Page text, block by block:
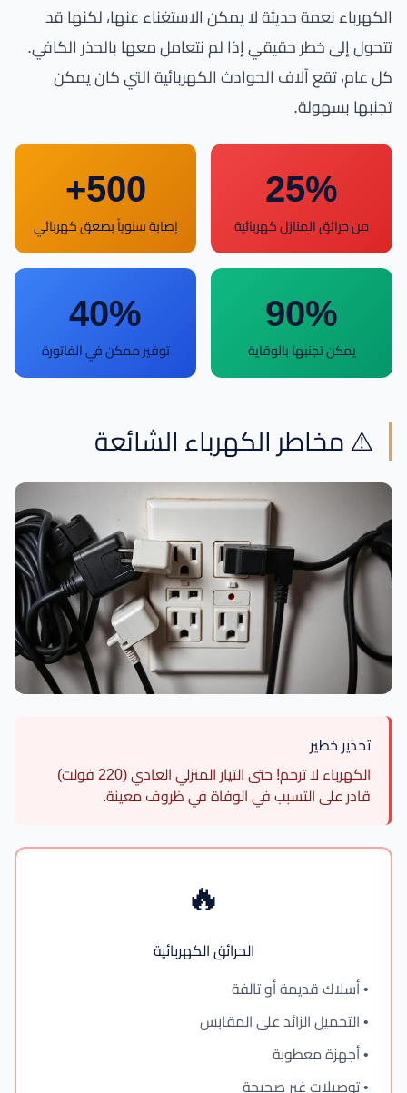
الكهرباء نعمة حديثة لا يمكن الاستغناء عنها، لكنها قد
تتحول إلى خطر حقيقي إذا لم نتعامل معها بالحذر الكافي.
كل عام، تقع آلاف الحوادث الكهربائية التي كان يمكن
تجنبها بسهولة.
25%
من حرائق المنازل كهربائية
500+
إصابة سنوياً بصعق كهربائي
90%
يمكن تجنبها بالوقاية
40%
توفير ممكن في الفاتورة
⚠️ مخاطر الكهرباء الشائعة
تحذير خطير
الكهرباء لا ترحم! حتى التيار المنزلي العادي (220 فولت)
قادر على التسبب في الوفاة في ظروف معينة.
🔥
الحرائق الكهربائية
• أسلاك قديمة أو تالفة
• التحميل الزائد على المقابس
• أجهزة معطوبة
• توصيلات غير صحيحة